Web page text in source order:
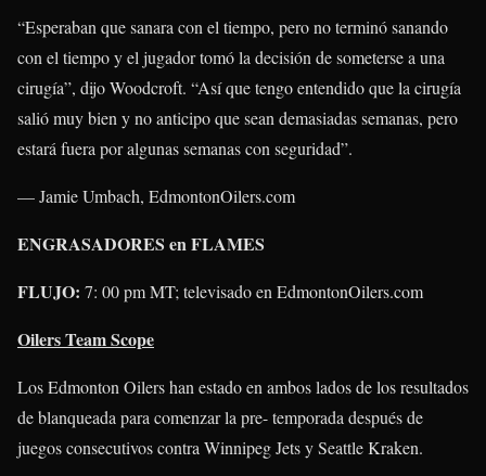
“Esperaban que sanara con el tiempo, pero no terminó sanando
con el tiempo y el jugador tomó la decisión de someterse a una
cirugía”, dijo Woodcroft. “Así que tengo entendido que la cirugía
salió muy bien y no anticipo que sean demasiadas semanas, pero
estará fuera por algunas semanas con seguridad”.
— Jamie Umbach, EdmontonOilers.com
ENGRASADORES en FLAMES
FLUJO: 7: 00 pm MT; televisado en EdmontonOilers.com
Oilers Team Scope
Los Edmonton Oilers han estado en ambos lados de los resultados
de blanqueada para comenzar la pre- temporada después de
juegos consecutivos contra Winnipeg Jets y Seattle Kraken.